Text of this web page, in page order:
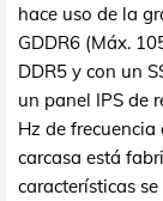
hace uso de la
GDDR6 (Máx.
DDR5 y con un
un panel IPS de
Hz de
carcasa está
características